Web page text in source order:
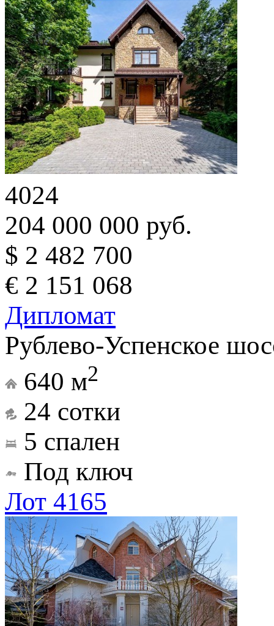
4024
204 000 000 руб.
$ 2 482 700
€ 2 151 068
Дипломат
Рублево-Успенское
640 м2
24 сотки
5 спален
Под ключ
Лот 4165